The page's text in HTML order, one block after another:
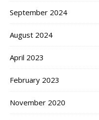
September 2024
August 2024
April 2023
February 2023
November 2020